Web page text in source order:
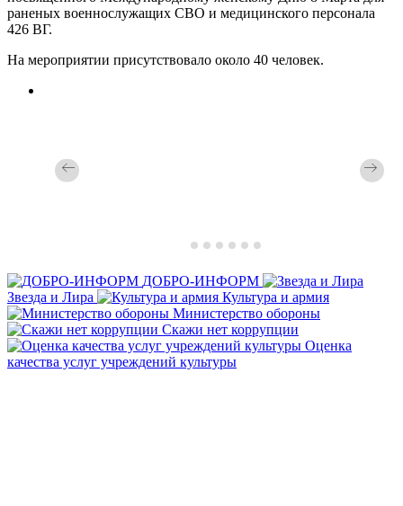
раненых военнослужащих СВО и медицинского персонала
426 ВГ.
На мероприятии присутствовало около 40 человек.
ДОБРО-ИНФОРМ
Звезда и Лира
Культура и армия
Министерство обороны
Скажи нет коррупции
Оценка
качества услуг учреждений культуры